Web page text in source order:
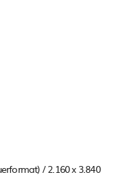
/ 2.160 x 3.840